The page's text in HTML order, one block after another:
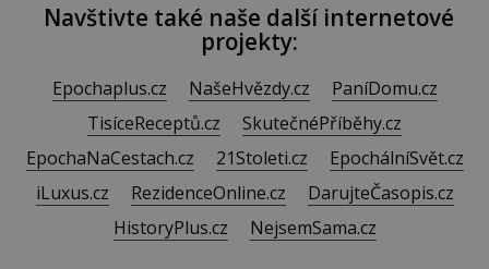
Navštivte také naše další internetové
projekty:
Epochaplus.cz NašeHvězdy.cz
PaníDomu.cz
TisíceReceptů.cz
SkutečnéPříběhy.cz
EpochaNaCestach.cz
21Stoleti.cz
EpochálníSvět.cz
iLuxus.cz
RezidenceOnline.cz
DarujteČasopis.cz
HistoryPlus.cz
NejsemSama.cz